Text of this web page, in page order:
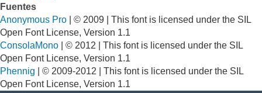
Fuentes
Anonymous Pro | © 2009 | This font is licensed under the SIL
Open Font License, Version 1.1
ConsolaMono | © 2012 | This font is licensed under the SIL
Open Font License, Version 1.1
Phennig | © 2009-2012 | This font is licensed under the SIL
Open Font License, Version 1.1